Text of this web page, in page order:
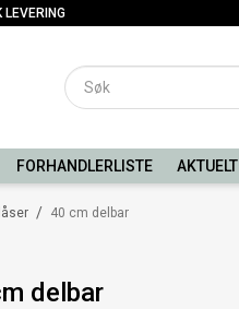
LEVERING
FORHANDLERLISTE AKTUELT
/ 40 cm delbar
delbar